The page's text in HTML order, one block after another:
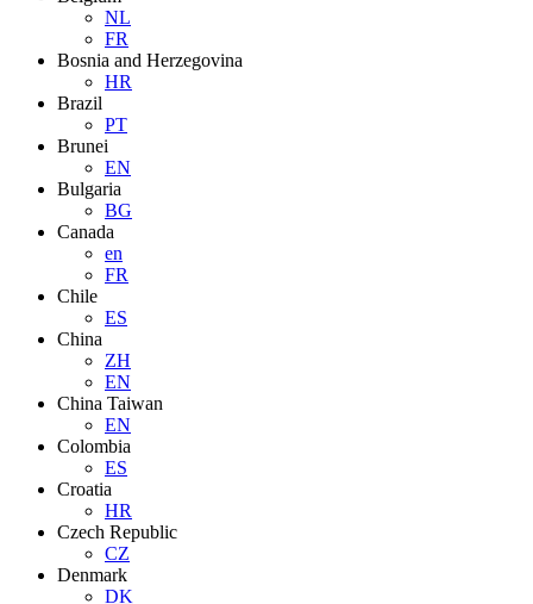
NL
FR
Bosnia and Herzegovina
HR
Brazil
PT
Brunei
EN
Bulgaria
BG
Canada
en
FR
Chile
ES
China
ZH
EN
China Taiwan
EN
Colombia
ES
Croatia
HR
Czech Republic
CZ
Denmark
DK